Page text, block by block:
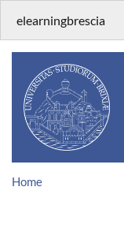
elearningbrescia
Home